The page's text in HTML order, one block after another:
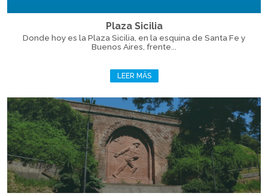
Plaza Sicilia
Donde hoy es la Plaza Sicilia, en la esquina de Santa Fe y
Buenos Aires, frente...
LEER MÁS